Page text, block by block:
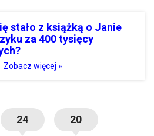
stało z książką o Janie
za 400 tysięcy
Zobacz więcej »
24 20